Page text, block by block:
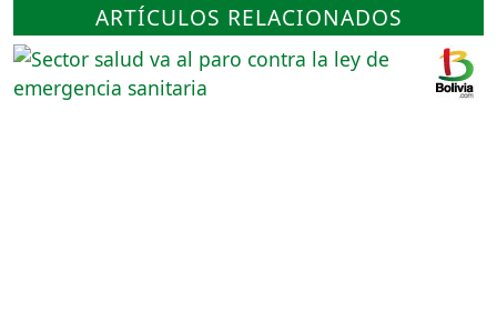
ARTÍCULOS RELACIONADOS